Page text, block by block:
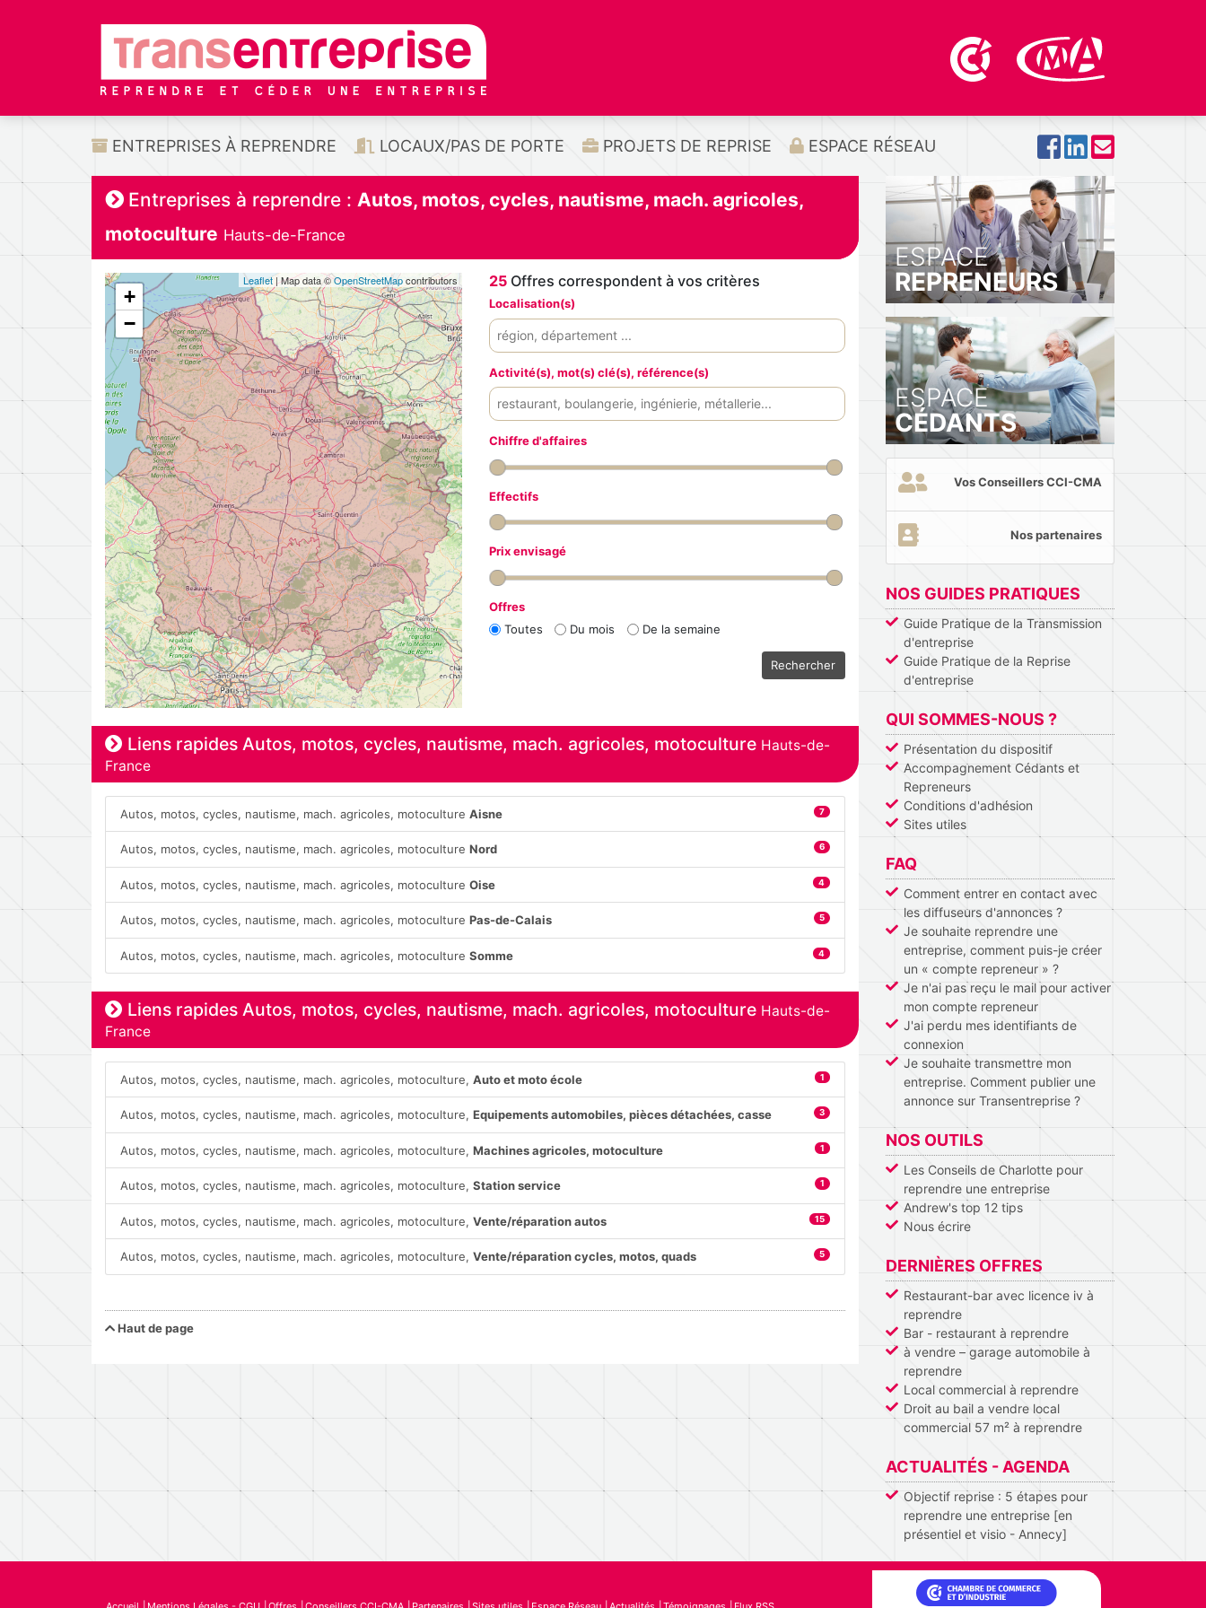
ENTREPRISES À REPRENDRE LOCAUX/PAS DE PORTE PROJETS DE REPRISE ESPACE RÉSEAU
Entreprises à reprendre : Autos, motos, cycles, nautisme, mach. agricoles,
motoculture Hauts-de-France
+
−
Leaflet| Map data ©OpenStreetMapcontributors 25 Offres correspondent à vos critères
Localisation(s)
Activité(s), mot(s) clé(s), référence(s)
Chiffre d'affaires
Effectifs
Prix envisagé
Offres
Toutes
Du mois De la semaine
Rechercher
Liens rapides Autos, motos, cycles, nautisme, mach. agricoles, motoculture Hauts-de-
France
Autos, motos, cycles, nautisme, mach. agricoles, motocultureAisne 7
Autos, motos, cycles, nautisme, mach. agricoles, motocultureNord 6
Autos, motos, cycles, nautisme, mach. agricoles, motocultureOise 4
Autos, motos, cycles, nautisme, mach. agricoles, motoculturePas-de-Calais 5
Autos, motos, cycles, nautisme, mach. agricoles, motocultureSomme 4
Liens rapides Autos, motos, cycles, nautisme, mach. agricoles, motoculture Hauts-de-
France
Autos, motos, cycles, nautisme, mach. agricoles, motoculture,Auto et moto école 1
Autos, motos, cycles, nautisme, mach. agricoles, motoculture,Equipements automobiles, pièces détachées, casse 3
Autos, motos, cycles, nautisme, mach. agricoles, motoculture,Machines agricoles, motoculture 1
Autos, motos, cycles, nautisme, mach. agricoles, motoculture,Station service 1
Autos, motos, cycles, nautisme, mach. agricoles, motoculture,Vente/réparation autos 15
Autos, motos, cycles, nautisme, mach. agricoles, motoculture,Vente/réparation cycles, motos, quads 5
Haut de page
ESPACE
REPRENEURS
ESPACE
CÉDANTS
Vos Conseillers CCI-CMA
Nos partenaires
NOS GUIDES PRATIQUES
Guide Pratique de la Transmission
d'entreprise
Guide Pratique de la Reprise
d'entreprise
QUI SOMMES-NOUS ?
Présentation du dispositif
Accompagnement Cédants et
Repreneurs
Conditions d'adhésion
Sites utiles
FAQ
Comment entrer en contact avec
les diffuseurs d'annonces ?
Je souhaite reprendre une
entreprise, comment puis-je créer
un « compte repreneur » ?
Je n'ai pas reçu le mail pour activer
mon compte repreneur
J'ai perdu mes identifiants de
connexion
Je souhaite transmettre mon
entreprise. Comment publier une
annonce sur Transentreprise ?
NOS OUTILS
Les Conseils de Charlotte pour
reprendre une entreprise
Andrew's top 12 tips
Nous écrire
DERNIÈRES OFFRES
Restaurant-bar avec licence iv à
reprendre
Bar - restaurant à reprendre
à vendre – garage automobile à
reprendre
Local commercial à reprendre
Droit au bail a vendre local
commercial 57 m² à reprendre
ACTUALITÉS - AGENDA
Objectif reprise : 5 étapes pour
reprendre une entreprise [en
présentiel et visio - Annecy]